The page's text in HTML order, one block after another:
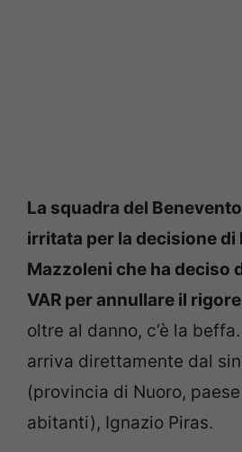
La squadra del
irritata per la decisione di
Mazzoleni che ha deciso
VAR per annullare il
oltre al danno, c’è la
arriva direttamente dal
(provincia di Nuoro,
abitanti), Ignazio Piras.